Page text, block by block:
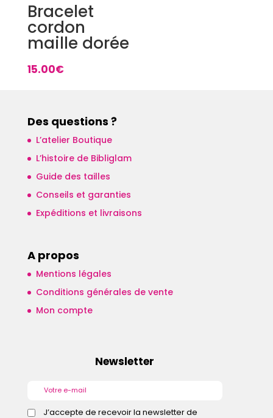
Bracelet
cordon
maille dorée
15.00€
Des questions ?
L’atelier Boutique
L’histoire de Bibliglam
Guide des tailles
Conseils et garanties
Expéditions et livraisons
A propos
Mentions légales
Conditions générales de vente
Mon compte
Newsletter
J’accepte de recevoir la newsletter de